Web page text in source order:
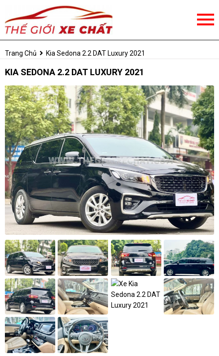
Trang Chủ Kia Sedona 2.2 DAT Luxury 2021
KIA SEDONA 2.2 DAT LUXURY 2021